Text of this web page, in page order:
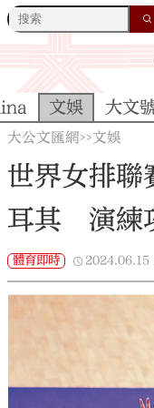
文娛 大文
大公文匯網>>文娛
世界女排聯
耳其 演練
體育即時 2024.06.15